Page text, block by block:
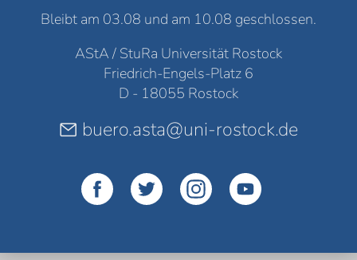
Bleibt am 03.08 und am 10.08 geschlossen.
AStA / StuRa Universität Rostock
Friedrich-Engels-Platz 6
D - 18055 Rostock
buero.asta@uni-rostock.de